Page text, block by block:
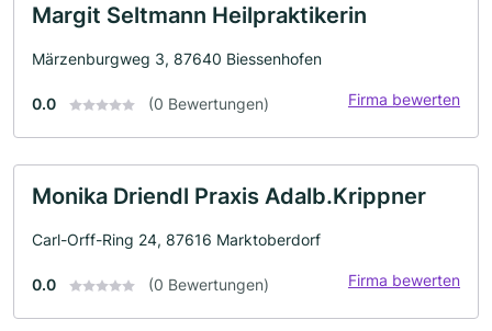
Margit Seltmann Heilpraktikerin
Märzenburgweg 3, 87640 Biessenhofen
0.0 (0 Bewertungen) Firma bewerten
Monika Driendl Praxis Adalb.Krippner
Carl-Orff-Ring 24, 87616 Marktoberdorf
0.0 (0 Bewertungen) Firma bewerten